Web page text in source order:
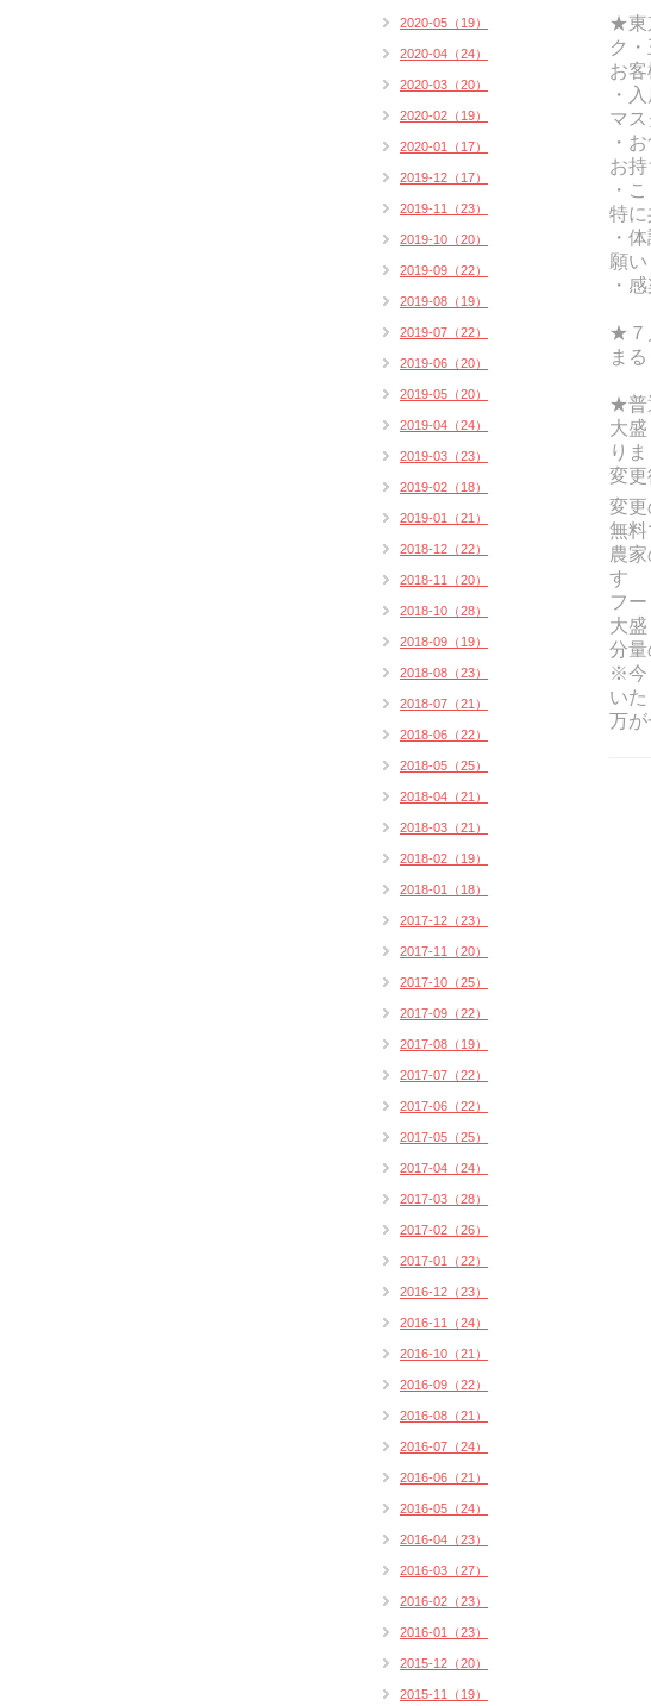
★東
ク
お
・
マ
・
お
・
特
・
願
・
★７
ま
★普
大
り
変
変
無料
農
す
フ
大
分
※今
い
万
2020-05（19）
2020-04（24）
2020-03（20）
2020-02（19）
2020-01（17）
2019-12（17）
2019-11（23）
2019-10（20）
2019-09（22）
2019-08（19）
2019-07（22）
2019-06（20）
2019-05（20）
2019-04（24）
2019-03（23）
2019-02（18）
2019-01（21）
2018-12（22）
2018-11（20）
2018-10（28）
2018-09（19）
2018-08（23）
2018-07（21）
2018-06（22）
2018-05（25）
2018-04（21）
2018-03（21）
2018-02（19）
2018-01（18）
2017-12（23）
2017-11（20）
2017-10（25）
2017-09（22）
2017-08（19）
2017-07（22）
2017-06（22）
2017-05（25）
2017-04（24）
2017-03（28）
2017-02（26）
2017-01（22）
2016-12（23）
2016-11（24）
2016-10（21）
2016-09（22）
2016-08（21）
2016-07（24）
2016-06（21）
2016-05（24）
2016-04（23）
2016-03（27）
2016-02（23）
2016-01（23）
2015-12（20）
2015-11（19）